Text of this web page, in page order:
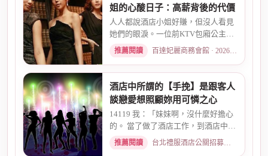
姐的心酸日子：高薪背後的代價
人人都說酒店小姐好賺，但沒人看見
她們的眼淚。一位前KTV包廂公主首
度自曝，從入行初衷、被客人...
推薦閱讀 百達妃麗商務會館 · 2026-05-10
酒店中所謂的【手挽】是跟客人
談戀愛想照顧妳用可憐之心
14119 我：「妹妹啊，沒什麼好擔心
的。 當了做了酒店工作，到酒店中，
還有兩個機會 一個是單純、...
推薦閱讀 台北禮服酒店公關招募：兼職工作內容與薪資規範 · 2026-01-08